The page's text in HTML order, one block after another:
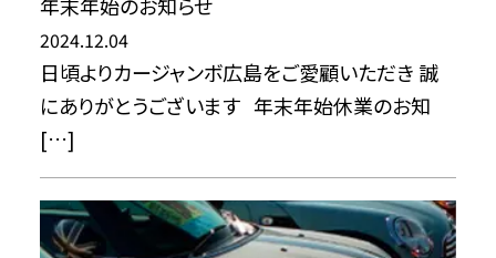
2024.12.04
日頃よりカージャンボ広島をご愛顧いただき 誠
にありがとうございます 年末年始休業のお知
[…]